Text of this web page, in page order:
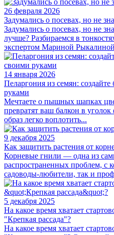
26 февраля 2026
Задумались о посевах, но не
Задумались о посевах, но не
лучше? Разбираемся в
экспертом Мариной
14 января 2026
Пеларгония из семян:
руками
Мечтаете о пышных шапках
превратят ваш балкон в
образ легко воплотить...
9 декабря 2025
Как защитить растения от
Корневые гнили — одна из
распространенных проблем, с
садоводы-любители, так и
5 декабря 2025
На какое время хватает
"Крепкая рассада"?
На какое время хватает